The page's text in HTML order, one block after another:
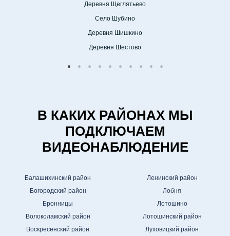
Деревня Щеглятьево
Село Шубино
Деревня Шишкино
Деревня Шестово
В КАКИХ РАЙОНАХ МЫ
ПОДКЛЮЧАЕМ
ВИДЕОНАБЛЮДЕНИЕ
Балашихинский район
Богородский район
Бронницы
Волоколамский район
Воскресенский район
Ленинский район
Лобня
Лотошино
Лотошинский район
Луховицкий район